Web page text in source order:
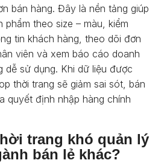
bán hàng. Đây là nền tảng giúp
phẩm theo size – màu, kiểm
tin khách hàng, theo dõi đơn
viên và xem báo cáo doanh
dễ sử dụng. Khi dữ liệu được
thời trang sẽ giảm sai sót, bán
quyết định nhập hàng chính
trang khó quản lý
bán lẻ khác?